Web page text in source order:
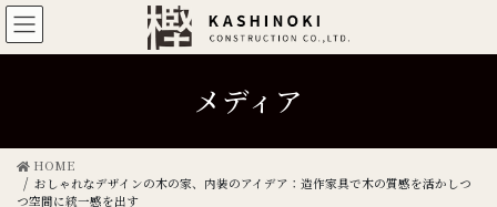
メディア
HOME
おしゃれなデザインの木の家、内装のアイデア：造作家具で木の質感を活かしつ
つ空間に統一感を出す